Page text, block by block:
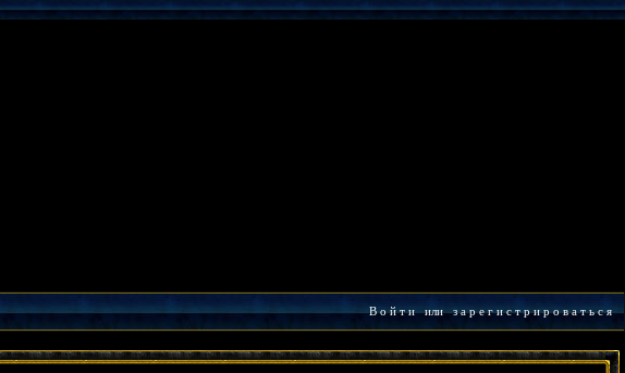
В о й т иилиз а р е г и с т р и р о в а т ь с я